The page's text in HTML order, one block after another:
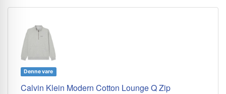
Denne vare
Calvin Klein Modern Cotton Lounge Q Zip